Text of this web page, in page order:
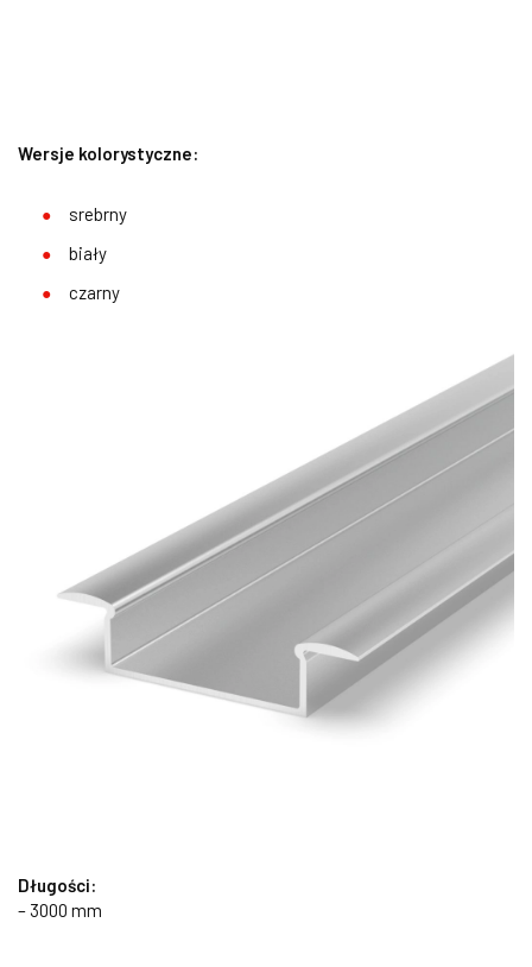
Wersje kolorystyczne:
srebrny
biały
czarny
Długości:
– 3000 mm